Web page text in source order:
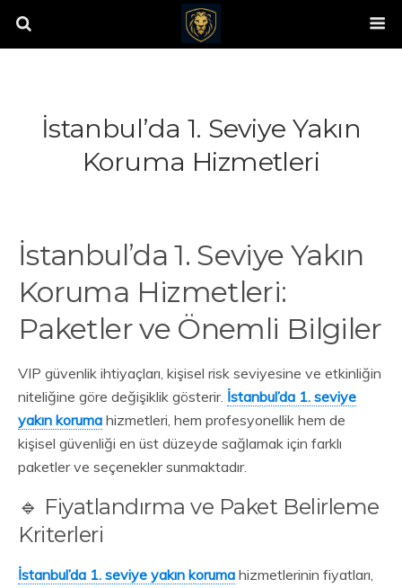
İstanbul’da 1. Seviye Yakın
Koruma Hizmetleri
İstanbul’da 1. Seviye Yakın
Koruma Hizmetleri:
Paketler ve Önemli Bilgiler
VIP güvenlik ihtiyaçları, kişisel risk seviyesine ve etkinliğin
niteliğine göre değişiklik gösterir. İstanbul’da 1. seviye
yakın koruma hizmetleri, hem profesyonellik hem de
kişisel güvenliği en üst düzeyde sağlamak için farklı
paketler ve seçenekler sunmaktadır.
🔹 Fiyatlandırma ve Paket Belirleme
Kriterleri
İstanbul’da 1. seviye yakın koruma hizmetlerinin fiyatları,